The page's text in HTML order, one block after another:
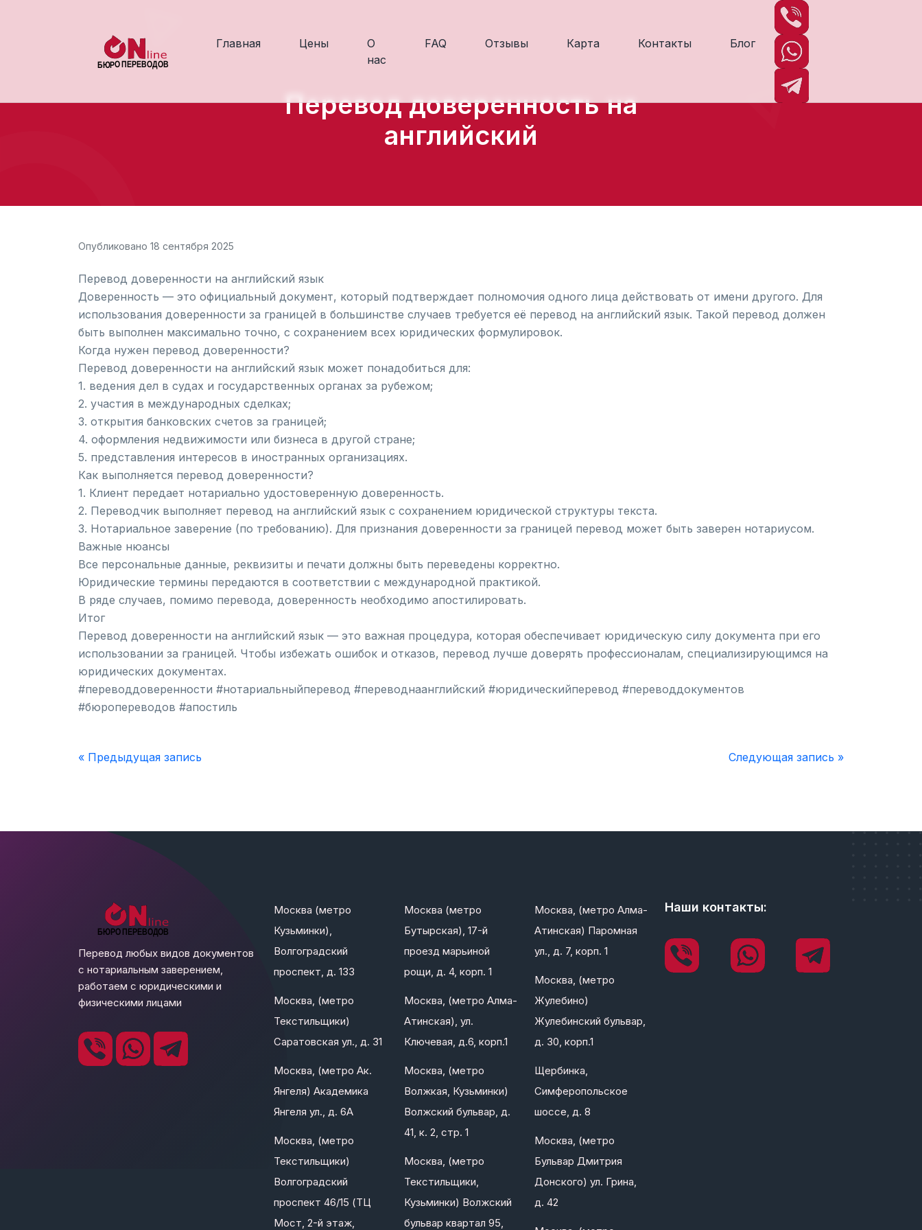
Главная Цены
О
нас
FAQ Отзывы Карта Контакты Блог
Перевод доверенность на
английский
Опубликовано 18 сентября 2025
Перевод доверенности на английский язык
Доверенность — это официальный документ, который подтверждает полномочия одного лица действовать от имени другого. Для
использования доверенности за границей в большинстве случаев требуется её перевод на английский язык. Такой перевод должен
быть выполнен максимально точно, с сохранением всех юридических формулировок.
Когда нужен перевод доверенности?
Перевод доверенности на английский язык может понадобиться для:
1. ведения дел в судах и государственных органах за рубежом;
2. участия в международных сделках;
3. открытия банковских счетов за границей;
4. оформления недвижимости или бизнеса в другой стране;
5. представления интересов в иностранных организациях.
Как выполняется перевод доверенности?
1. Клиент передает нотариально удостоверенную доверенность.
2. Переводчик выполняет перевод на английский язык с сохранением юридической структуры текста.
3. Нотариальное заверение (по требованию). Для признания доверенности за границей перевод может быть заверен нотариусом.
Важные нюансы
Все персональные данные, реквизиты и печати должны быть переведены корректно.
Юридические термины передаются в соответствии с международной практикой.
В ряде случаев, помимо перевода, доверенность необходимо апостилировать.
Итог
Перевод доверенности на английский язык — это важная процедура, которая обеспечивает юридическую силу документа при его
использовании за границей. Чтобы избежать ошибок и отказов, перевод лучше доверять профессионалам, специализирующимся на
юридических документах.
#переводдоверенности #нотариальныйперевод #переводнаанглийский #юридическийперевод #переводдокументов
#бюропереводов #апостиль
« Предыдущая запись Следующая запись »
Перевод любых видов документов
с нотариальным заверением,
работаем с юридическими и
физическими лицами
Москва (метро
Кузьминки),
Волгоградский
проспект, д. 133
Москва, (метро
Текстильщики)
Саратовская ул., д. 31
Москва, (метро Ак.
Янгеля) Академика
Янгеля ул., д. 6А
Москва, (метро
Текстильщики)
Волгоградский
проспект 46/15 (ТЦ
Мост, 2-й этаж,
Москва (метро
Бутырская), 17-й
проезд марьиной
рощи, д. 4, корп. 1
Москва, (метро Алма-
Атинская), ул.
Ключевая, д.6, корп.1
Москва, (метро
Волжкая, Кузьминки)
Волжский бульвар, д.
41, к. 2, стр. 1
Москва, (метро
Текстильщики,
Кузьминки) Волжский
бульвар квартал 95,
Москва, (метро Алма-
Атинская) Паромная
ул., д. 7, корп. 1
Москва, (метро
Жулебино)
Жулебинский бульвар,
д. 30, корп.1
Щербинка,
Симферопольское
шоссе, д. 8
Москва, (метро
Бульвар Дмитрия
Донского) ул. Грина,
д. 42
Наши контакты: